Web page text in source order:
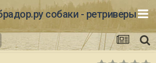
собаки - ретриверы